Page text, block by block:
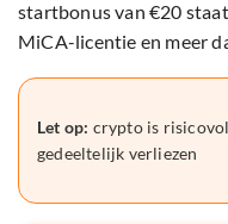
startbonus van €20
MiCA-licentie en meer
Let op: crypto is
gedeeltelijk verliezen